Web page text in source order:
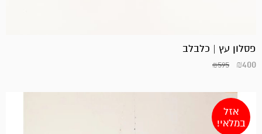
פסלון עץ | כלבלב
₪595 ₪400
אזל
במלאי!